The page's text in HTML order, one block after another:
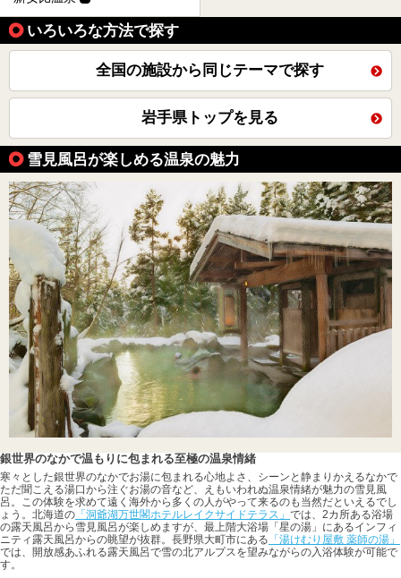
いろいろな方法で探す
全国の施設から同じテーマで探す
岩手県トップを見る
雪見風呂が楽しめる温泉の魅力
銀世界のなかで温もりに包まれる至極の温泉情緒
寒々とした銀世界のなかでお湯に包まれる心地よさ、シーンと静まりかえるなかで
ただ聞こえる湯口から注ぐお湯の音など、えもいわれぬ温泉情緒が魅力の雪見風
呂。この体験を求めて遠く海外から多くの人がやって来るのも当然だといえるでし
ょう。北海道の 「洞爺湖万世閣ホテルレイクサイドテラス」 では、2カ所ある浴場
の露天風呂から雪見風呂が楽しめますが、最上階大浴場「星の湯」にあるインフィ
ニティ露天風呂からの眺望が抜群。長野県大町市にある 「湯けむり屋敷 薬師の湯」
では、開放感あふれる露天風呂で雪の北アルプスを望みながらの入浴体験が可能で
す。